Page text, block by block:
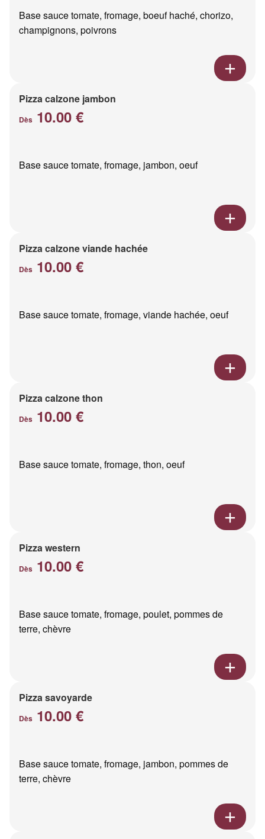
Base sauce tomate, fromage, boeuf haché, chorizo,
champignons, poivrons
Pizza calzone jambon
Dès 10.00 €
Base sauce tomate, fromage, jambon, oeuf
Pizza calzone viande hachée
Dès 10.00 €
Base sauce tomate, fromage, viande hachée, oeuf
Pizza calzone thon
Dès 10.00 €
Base sauce tomate, fromage, thon, oeuf
Pizza western
Dès 10.00 €
Base sauce tomate, fromage, poulet, pommes de
terre, chèvre
Pizza savoyarde
Dès 10.00 €
Base sauce tomate, fromage, jambon, pommes de
terre, chèvre